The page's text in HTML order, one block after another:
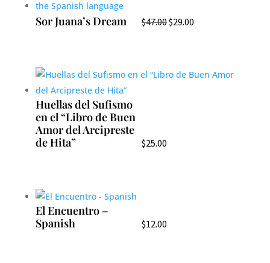
Sor Juana’s Dream $47.00Original
$29.00Current
Huellas del Sufismo
en el “Libro de Buen
Amor del Arcipreste
de Hita”
$25.00
El Encuentro –
Spanish
$12.00